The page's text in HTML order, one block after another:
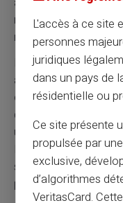
montants dépassent
majorité des
absence de
adaptation dans la
oblige à planifier ses
disponibles.
un avantage pour
L'impossibilité de
situations
profite
L'accès à ce site
personnes
juridiques
dans un pays de
résidentielle ou
Ce site présente
propulsée par
exclusive,
d’algorithmes
VeritasCard.